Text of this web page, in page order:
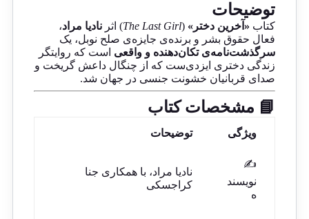
توضیحات
کتاب «آخرین دختر» (
The Last Girl) اثر نادیا مراد،
فعال حقوق بشر و برنده‌ی جایزه‌ی صلح نوبل، یک
سرگذشت‌نامه‌ی تکان‌دهنده و واقعی است که روایتگر
زندگی دختری ایزدی‌ست که از چنگال داعش گریخت و
صدای قربانیان خشونت جنسی در جهان شد.
📘 مشخصات کتاب
ویژگی توضیحات
✍️
نویسند
ه
نادیا مراد، با همکاری جنا
کراجسکی